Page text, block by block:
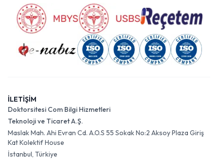
İLETİŞİM
Doktorsitesi Com Bilgi Hizmetleri
Teknoloji ve Ticaret A.Ş.
Maslak Mah. Ahi Evran Cd. A.O.S 55 Sokak No:2 Aksoy Plaza Giriş
Kat Kolektif House
İstanbul, Türkiye